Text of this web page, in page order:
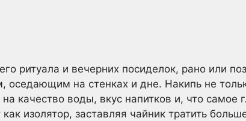
ритуала и вечерних посиделок, рано или
оседающим на стенках и дне. Накипь не
качество воды, вкус напитков и, что самое
изолятор, заставляя чайник тратить